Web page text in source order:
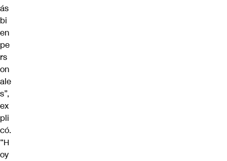
ás
bi
en
pe
rs
on
ale
s”,
ex
pli
có.
“H
oy